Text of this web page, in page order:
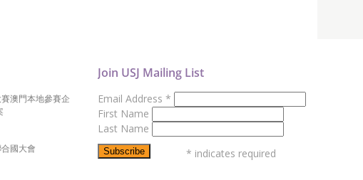
澳門本地參賽企
國大會
Join USJ Mailing List
Email Address *
First Name
Last Name
* indicates required